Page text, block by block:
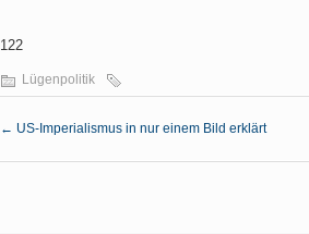
122
Lügenpolitik
← US-Imperialismus in nur einem Bild erklärt